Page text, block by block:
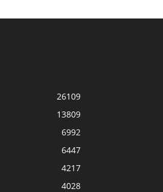
26109
13809
6992
6447
4217
4028